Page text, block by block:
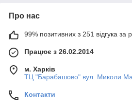
Про нас
99% позитивних з 251 відгука за
Працює з 26.02.2014
м. Харків
ТЦ "Барабашово" вул. Миколи
Контакти